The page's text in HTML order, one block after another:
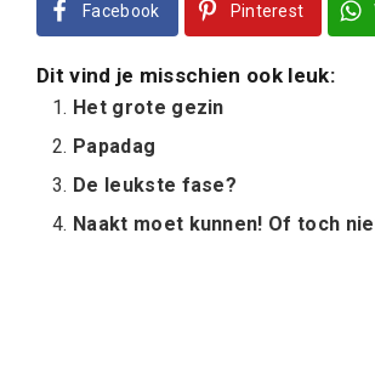
Facebook Pinterest
Dit vind je misschien ook leuk:
Het grote gezin
Papadag
De leukste fase?
Naakt moet kunnen! Of toch